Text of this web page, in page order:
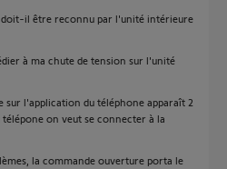
il être reconnu par l'unité intérieure
à ma chute de tension sur l'unité
sur l'application du téléphone apparaît 2
on veut se connecter à la
la commande ouverture porta le